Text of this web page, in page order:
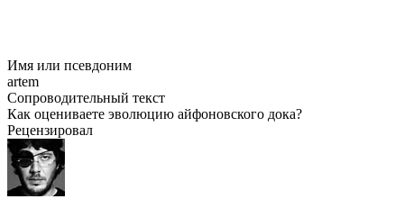
Имя или псевдоним
artem
Сопроводительный текст
Как оцениваете эволюцию айфоновского дока?
Рецензировал